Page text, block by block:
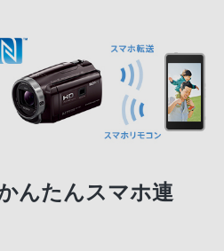
んたんスマホ連